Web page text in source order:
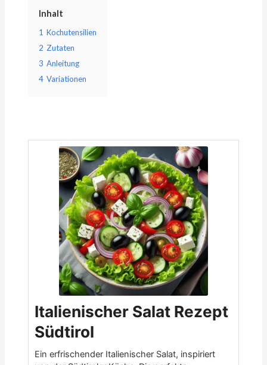
Inhalt
1 Kochutensilien
2 Zutaten
3 Anleitung
4 Variationen
Italienischer Salat Rezept
Südtirol
Ein erfrischender Italienischer Salat, inspiriert